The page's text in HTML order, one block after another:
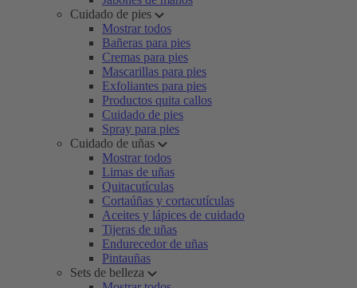
Cuidado de pies
Mostrar todos
Bañeras para pies
Cremas para pies
Mascarillas para pies
Exfoliantes para pies
Productos quita callos
Cuidado de pies
Spray para pies
Cuidado de uñas
Mostrar todos
Limas de uñas
Quitacutículas
Cortaúñas y cortacutículas
Aceites y lápices de cuidado
Tijeras de uñas
Endurecedor de uñas
Pintauñas
Sets de belleza